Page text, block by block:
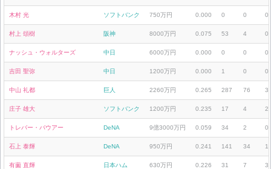
木村 光 ソフトバンク 750万円 0.000 0 0 0
村上 頌樹 阪神 8000万円 0.075 53 4 0
ナッシュ・ウォルターズ 中日 6000万円 0.000 0 0 0
吉田 聖弥 中日 1200万円 0.000 1 0 0
中山 礼都 巨人 2260万円 0.265 287 76
庄子 雄大 ソフトバンク 1200万円 0.235 17 4 2
トレバー・バウアー DeNA 9億3000万円 0.059 34 2 0
石上 泰輝 DeNA 950万円 0.241 141 34
有薗 直輝 日本ハム 630万円 0.226 31 7 3